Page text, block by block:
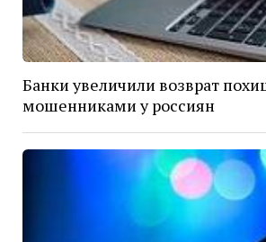
Банки увеличили возврат
мошенниками у россиян